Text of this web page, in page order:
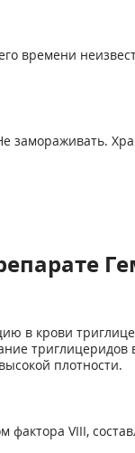
времени
замораживать.
в крови
плотности.
VIII,